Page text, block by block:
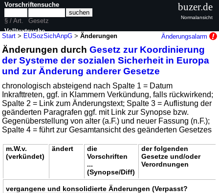
Start > EUSozSichAnpG >Änderungen Änderungsalarm
Änderungen durchGesetz zur Koordinierung
der Systeme der sozialen Sicherheit in Europa
und zur Änderung anderer Gesetze
chronologisch absteigend nach Spalte 1 = Datum
Inkrafttreten, ggf. in Klammern Verkündung, falls rückwirkend;
Spalte 2 = Link zum Änderungstext; Spalte 3 = Auflistung der
geänderten Paragrafen ggf. mit Link zur Synopse bzw.
Gegenüberstellung von alter (a.F.) und neuer Fassung (n.F.);
Spalte 4 = führt zur Gesamtansicht des geänderten Gesetzes
m.W.v.
(verkündet)
ändert
die
Vorschriften
...
(Synopse/Diff)
der folgenden
Gesetze und/oder
Verordnungen
vergangene und konsolidierte Änderungen (Verpasst?
Vorschriftensuche
§ / Art.
Gesetz
Volltextsuche
nur in EUSozSichAnpG
buzer.de
Normalansicht